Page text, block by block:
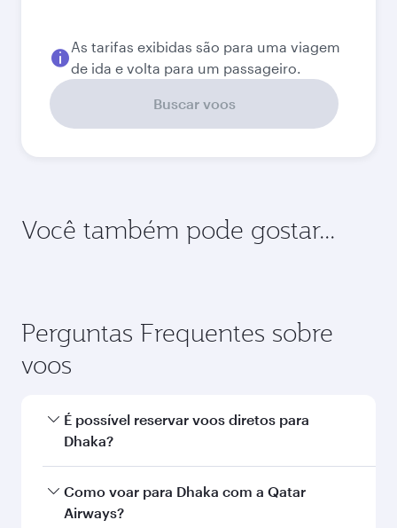
As tarifas exibidas são para uma viagem
de ida e volta para um passageiro.
Buscar voos
Você também pode gostar...
Perguntas Frequentes sobre
voos
É possível reservar voos diretos para
Dhaka?
Sim, a Qatar Airways opera voos diretos para
Dhaka. Busque voos na nossa página inicial
Como voar para Dhaka com a Qatar
Airways?